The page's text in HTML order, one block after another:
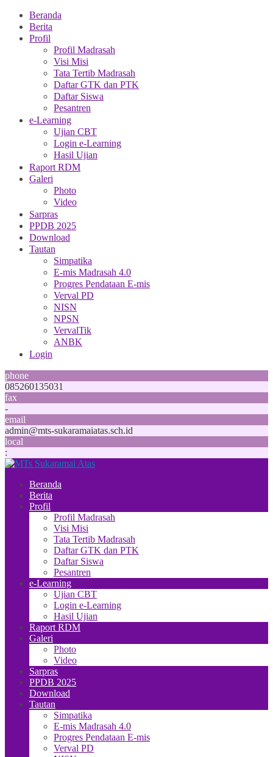
Beranda
Berita
Profil
Profil Madrasah
Visi Misi
Tata Tertib Madrasah
Daftar GTK dan PTK
Daftar Siswa
Pesantren
e-Learning
Ujian CBT
Login e-Learning
Hasil Ujian
Raport RDM
Galeri
Photo
Video
Sarpras
PPDB 2025
Download
Tautan
Simpatika
E-mis Madrasah 4.0
Progres Pendataan E-mis
Verval PD
NISN
NPSN
VervalTik
ANBK
Login
phone
085260135031
fax
-
email
admin@mts-sukaramaiatas.sch.id
local
:
Beranda
Berita
Profil
Profil Madrasah
Visi Misi
Tata Tertib Madrasah
Daftar GTK dan PTK
Daftar Siswa
Pesantren
e-Learning
Ujian CBT
Login e-Learning
Hasil Ujian
Raport RDM
Galeri
Photo
Video
Sarpras
PPDB 2025
Download
Tautan
Simpatika
E-mis Madrasah 4.0
Progres Pendataan E-mis
Verval PD